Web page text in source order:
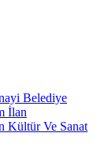
Belediye
İlan
Kültür Ve Sanat